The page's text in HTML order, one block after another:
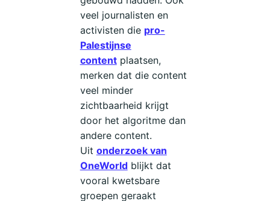
veel journalisten en
activisten die pro-
Palestijnse
contentplaatsen,
merken dat die content
veel minder
zichtbaarheid krijgt
door het algoritme dan
andere content.
Uit onderzoek van
OneWorldblijkt dat
vooral kwetsbare
groepen geraakt